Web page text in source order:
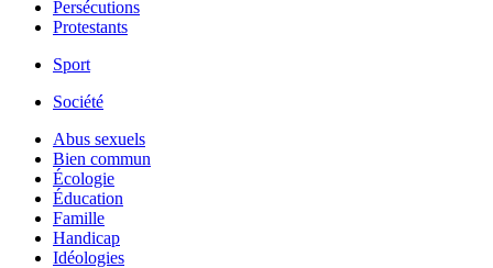
Persécutions
Protestants
Sport
Société
Abus sexuels
Bien commun
Écologie
Éducation
Famille
Handicap
Idéologies